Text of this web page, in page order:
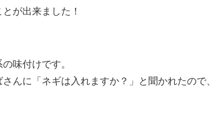
が出来ました！
味付けです。
んに「ネギは入れますか？」と聞かれたので、